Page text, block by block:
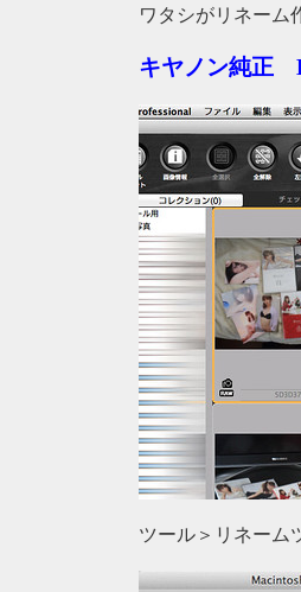
ワタシがリネーム
キヤノン純正
ツール＞リネーム